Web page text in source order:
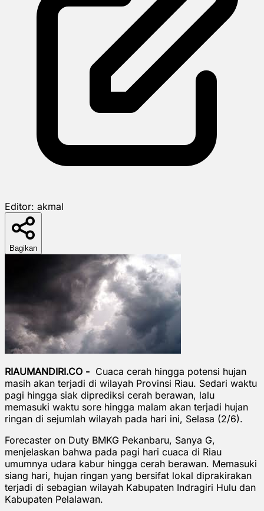
Editor: akmal
Bagikan
RIAUMANDIRI.CO - Cuaca cerah hingga potensi hujan
masih akan terjadi di wilayah Provinsi Riau. Sedari waktu
pagi hingga siak diprediksi cerah berawan, lalu
memasuki waktu sore hingga malam akan terjadi hujan
ringan di sejumlah wilayah pada hari ini, Selasa (2/6).
Forecaster on Duty BMKG Pekanbaru, Sanya G,
menjelaskan bahwa pada pagi hari cuaca di Riau
umumnya udara kabur hingga cerah berawan. Memasuki
siang hari, hujan ringan yang bersifat lokal diprakirakan
terjadi di sebagian wilayah Kabupaten Indragiri Hulu dan
Kabupaten Pelalawan.